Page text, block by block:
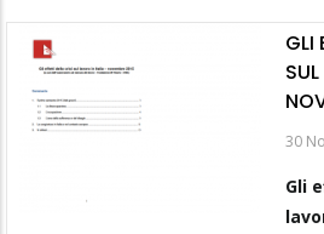
GLI
30
Gli